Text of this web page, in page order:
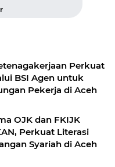
Perkuat
BSI Agen untuk
Pekerja di Aceh
OJK dan FKIJK
Perkuat Literasi
Syariah di Aceh